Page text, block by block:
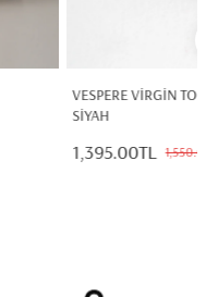
VESPERE VİRGİN
SİYAH
1,395.00TL